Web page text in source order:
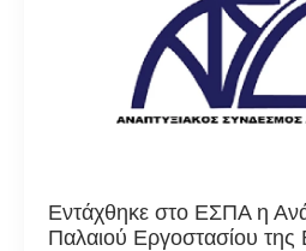
Εντάχθηκε στο ΕΣΠΑ η
Παλαιού Εργοστασίου